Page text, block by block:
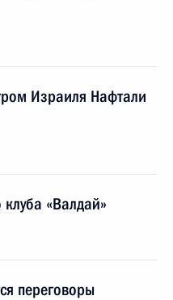
Израиля Нафтали
«Валдай»
переговоры